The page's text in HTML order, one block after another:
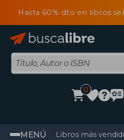
Hasta 60% dto en libros
0
MENÚ Libros más